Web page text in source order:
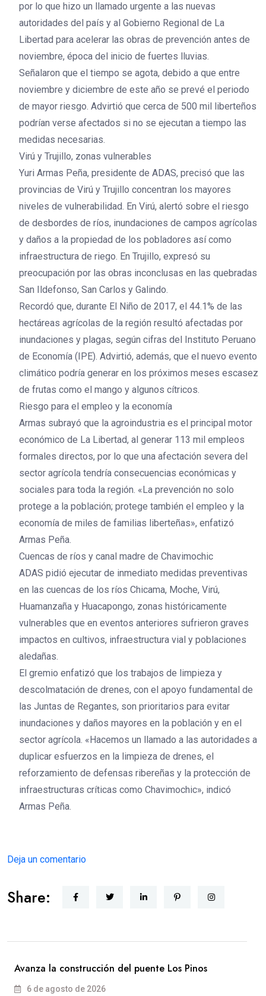
por lo que hizo un llamado urgente a las nuevas
autoridades del país y al Gobierno Regional de La
Libertad para acelerar las obras de prevención antes de
noviembre, época del inicio de fuertes lluvias.
Señalaron que el tiempo se agota, debido a que entre
noviembre y diciembre de este año se prevé el periodo
de mayor riesgo. Advirtió que cerca de 500 mil liberteños
podrían verse afectados si no se ejecutan a tiempo las
medidas necesarias.
Virú y Trujillo, zonas vulnerables
Yuri Armas Peña, presidente de ADAS, precisó que las
provincias de Virú y Trujillo concentran los mayores
niveles de vulnerabilidad. En Virú, alertó sobre el riesgo
de desbordes de ríos, inundaciones de campos agrícolas
y daños a la propiedad de los pobladores así como
infraestructura de riego. En Trujillo, expresó su
preocupación por las obras inconclusas en las quebradas
San Ildefonso, San Carlos y Galindo.
Recordó que, durante El Niño de 2017, el 44.1% de las
hectáreas agrícolas de la región resultó afectadas por
inundaciones y plagas, según cifras del Instituto Peruano
de Economía (IPE). Advirtió, además, que el nuevo evento
climático podría generar en los próximos meses escasez
de frutas como el mango y algunos cítricos.
Riesgo para el empleo y la economía
Armas subrayó que la agroindustria es el principal motor
económico de La Libertad, al generar 113 mil empleos
formales directos, por lo que una afectación severa del
sector agrícola tendría consecuencias económicas y
sociales para toda la región. «La prevención no solo
protege a la población; protege también el empleo y la
economía de miles de familias liberteñas», enfatizó
Armas Peña.
Cuencas de ríos y canal madre de Chavimochic
ADAS pidió ejecutar de inmediato medidas preventivas
en las cuencas de los ríos Chicama, Moche, Virú,
Huamanzaña y Huacapongo, zonas históricamente
vulnerables que en eventos anteriores sufrieron graves
impactos en cultivos, infraestructura vial y poblaciones
aledañas.
El gremio enfatizó que los trabajos de limpieza y
descolmatación de drenes, con el apoyo fundamental de
las Juntas de Regantes, son prioritarios para evitar
inundaciones y daños mayores en la población y en el
sector agrícola. «Hacemos un llamado a las autoridades a
duplicar esfuerzos en la limpieza de drenes, el
reforzamiento de defensas ribereñas y la protección de
infraestructuras críticas como Chavimochic», indicó
Armas Peña.
Deja un comentario
Share:
Avanza la construcción del puente Los Pinos
6 de agosto de 2026